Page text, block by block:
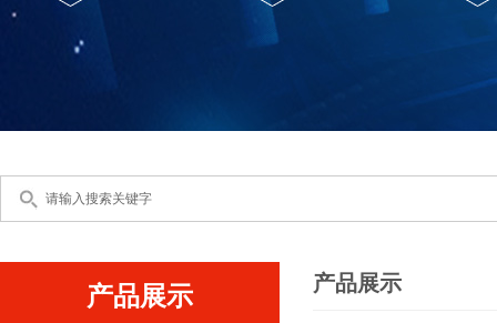
产品展示 产品展示